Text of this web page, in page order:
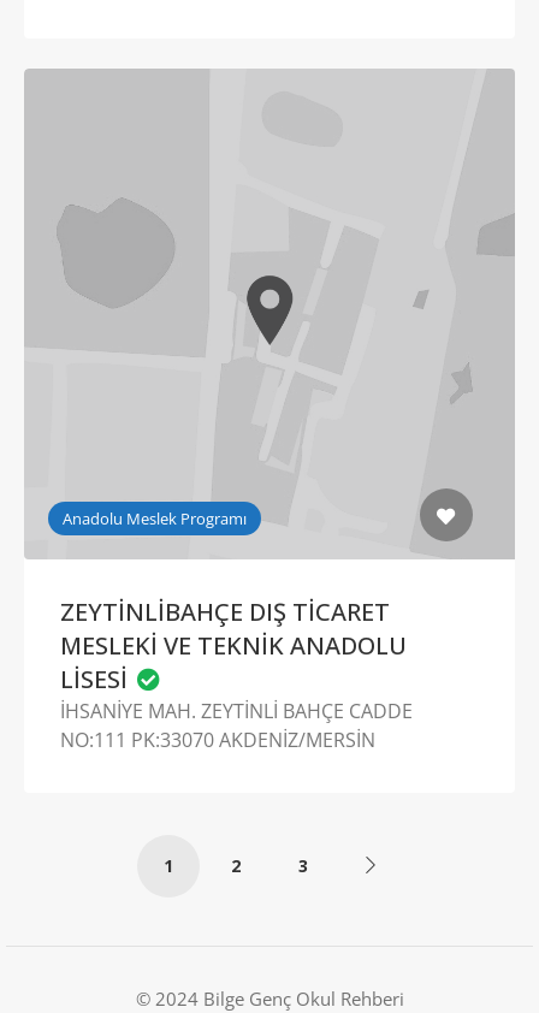
Anadolu Meslek Programı
ZEYTİNLİBAHÇE DIŞ TİCARET
MESLEKİ VE TEKNİK ANADOLU
LİSESİ
İHSANİYE MAH. ZEYTİNLİ BAHÇE CADDE
NO:111 PK:33070 AKDENİZ/MERSİN
1 2 3
© 2024 Bilge Genç Okul Rehberi